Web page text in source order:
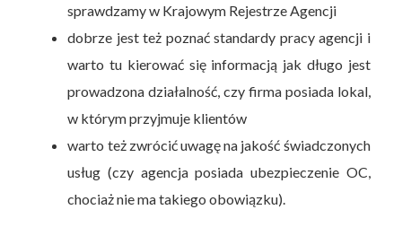
sprawdzamy w Krajowym Rejestrze Agencji
dobrze jest też poznać standardy pracy agencji i
warto tu kierować się informacją jak długo jest
prowadzona działalność, czy firma posiada lokal,
w którym przyjmuje klientów
warto też zwrócić uwagę na jakość świadczonych
usług (czy agencja posiada ubezpieczenie OC,
chociaż nie ma takiego obowiązku).